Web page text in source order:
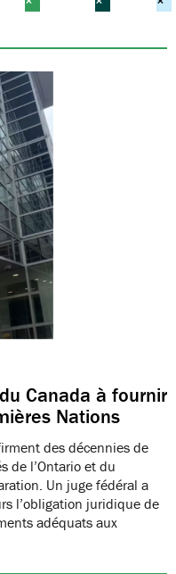
Canada à fournir
Nations
des décennies de
de l’Ontario et du
Un juge fédéral a
l’obligation juridique de
adéquats aux